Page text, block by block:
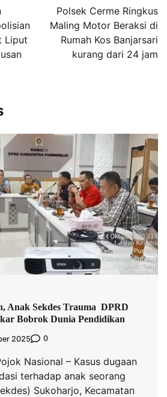
Liput
Polsek Cerme Ringkus
Maling Motor Beraksi di
Rumah Kos Banjarsari
kurang dari 24 jam
Anak Sekdes Trauma DPRD
Bobrok Dunia Pendidikan
2025 0
Nasional – Kasus dugaan
terhadap anak seorang
Sukoharjo, Kecamatan